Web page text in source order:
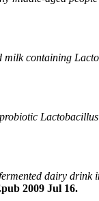
milk containing
dairy drink
2009 Jul 16.